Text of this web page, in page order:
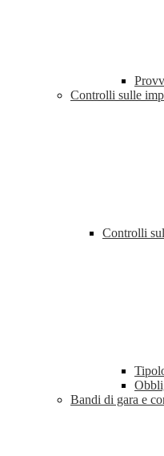
Controlli sulle
Controlli
Bandi di gara e